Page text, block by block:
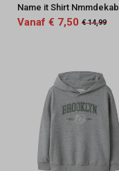
Name it Shirt Nmmdekab
Vanaf € 7,50 € 14,99